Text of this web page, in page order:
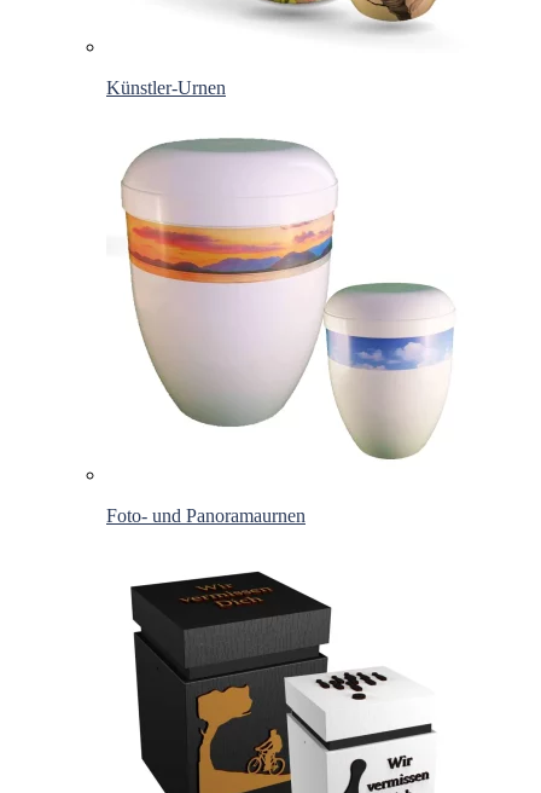
Künstler-Urnen
Foto- und Panoramaurnen